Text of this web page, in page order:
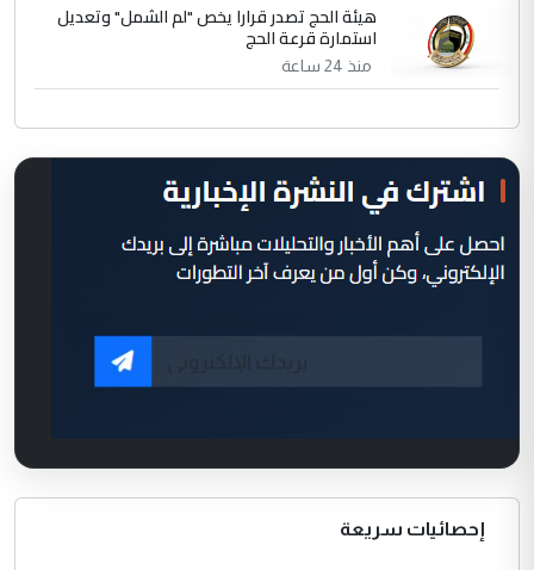
هيئة الحج تصدر قرارا يخص "لم الشمل" وتعديل
استمارة قرعة الحج
منذ 24 ساعة
إحصائيات سريعة